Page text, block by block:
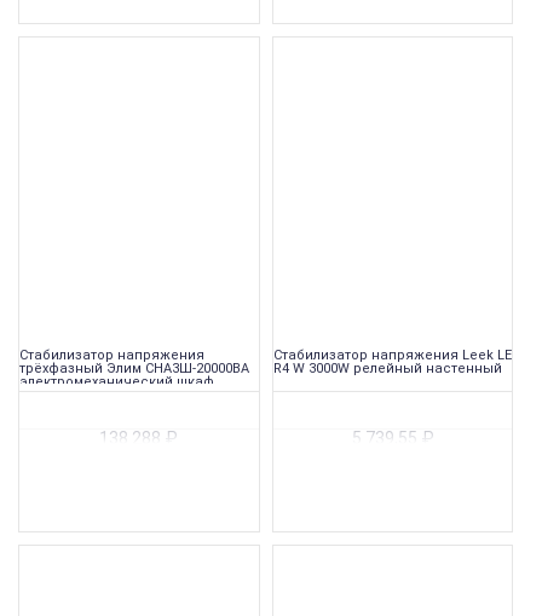
Стабилизатор напряжения
трёхфазный Элим СНА3Ш-20000ВА
электромеханический шкаф
138 288 ₽
Стабилизатор напряжения Leek LE
R4 W 3000W релейный настенный
5 739,55 ₽